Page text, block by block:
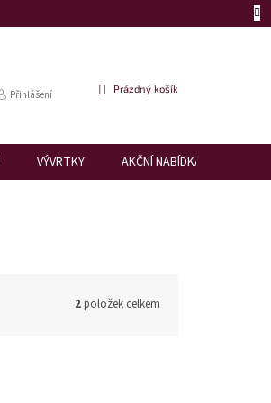
Přihlášení
NÁKUPNÍ
Prázdný košík
VÝVRTKY AKČNÍ NABÍDKA
2položek celkem